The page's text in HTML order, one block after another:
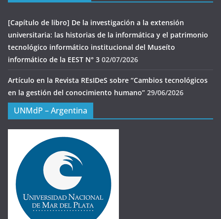
[Capítulo de libro] De la investigación a la extensión
universitaria: las historias de la informática y el patrimonio
tecnológico informático institucional del Museíto
informático de la EEST N° 3 02/07/2026
Artículo en la Revista REsIDeS sobre “Cambios tecnológicos
en la gestión del conocimiento humano” 29/06/2026
UNMdP – Argentina